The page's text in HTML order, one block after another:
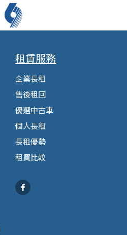
租賃服務
企業長租
售後租回
優選中古車
個人長租
長租優勢
租買比較